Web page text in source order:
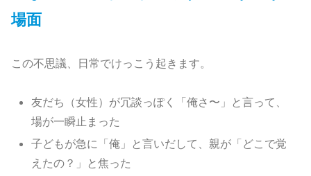
場面
この不思議、日常でけっこう起きます。
友だち（女性）が冗談っぽく「俺さ〜」と言って、
場が一瞬止まった
子どもが急に「俺」と言いだして、親が「どこで覚
えたの？」と焦った